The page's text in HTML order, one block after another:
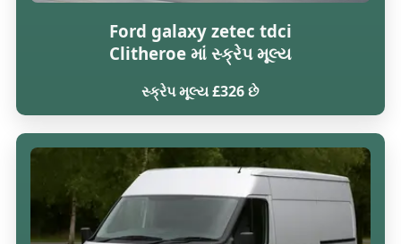
Ford galaxy zetec tdci
Clitheroe માં સ્ક્રેપ મૂલ્ય
સ્ક્રેપ મૂલ્ય £326 છે